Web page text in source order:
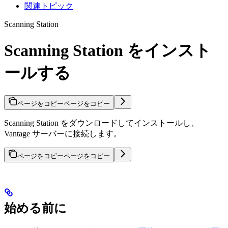
関連トピック
Scanning Station
Scanning Station をインスト
ールする
ページをコピーページをコピー
Scanning Station をダウンロードしてインストールし、
Vantage サーバーに接続します。
ページをコピーページをコピー
始める前に